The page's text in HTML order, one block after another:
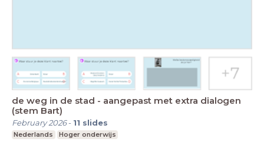
de weg in de stad - aangepast met extra dialogen
(stem Bart)
February 2026- 11 slides
Nederlands Hoger onderwijs